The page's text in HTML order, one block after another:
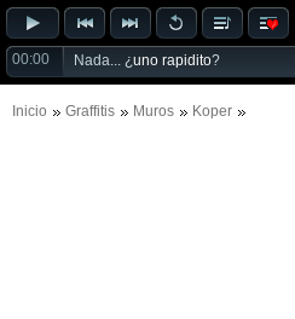
00:00 Nada... ¿uno rapidito?
Inicio Graffitis Muros Koper